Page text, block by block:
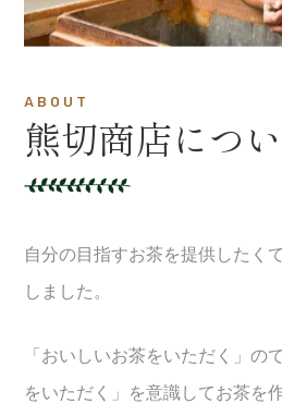
ABOUT
熊切商店につ
自分の目指すお茶を提供したく
しました。
「おいしいお茶をいただく」の
をいただく」を意識してお茶を